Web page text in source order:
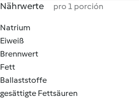
Nährwerte pro 1 porción
Natrium
Eiweiß
Brennwert
Fett
Ballaststoffe
gesättigte Fettsäuren